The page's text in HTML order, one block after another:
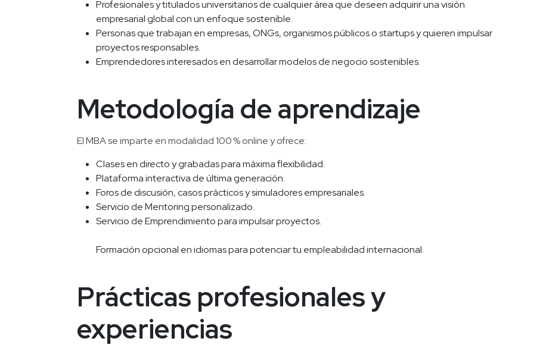
Profesionales y titulados universitarios de cualquier área que deseen adquirir una visión
empresarial global con un enfoque sostenible.
Personas que trabajan en empresas, ONGs, organismos públicos o startups y quieren impulsar
proyectos responsables.
Emprendedores interesados en desarrollar modelos de negocio sostenibles.
Metodología de aprendizaje
El MBA se imparte en modalidad 100 % online y ofrece:
Clases en directo y grabadas para máxima flexibilidad.
Plataforma interactiva de última generación.
Foros de discusión, casos prácticos y simuladores empresariales.
Servicio de Mentoring personalizado.
Servicio de Emprendimiento para impulsar proyectos.
Formación opcional en idiomas para potenciar tu empleabilidad internacional.
Prácticas profesionales y
experiencias